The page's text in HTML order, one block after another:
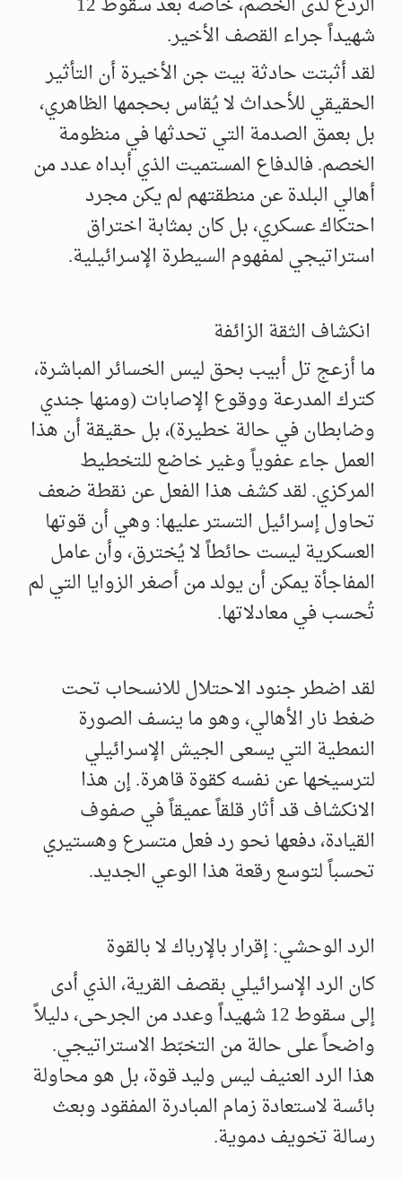
شهيداً جراء القصف الأخير.
لقد أثبتت حادثة بيت جن الأخيرة أن التأثير
الحقيقي للأحداث لا يُقاس بحجمها الظاهري،
بل بعمق الصدمة التي تحدثها في منظومة
الخصم. فالدفاع المستميت الذي أبداه عدد من
أهالي البلدة عن منطقتهم لم يكن مجرد
احتكاك عسكري، بل كان بمثابة اختراق
استراتيجي لمفهوم السيطرة الإسرائيلية.
انكشاف الثقة الزائفة
ما أزعج تل أبيب بحق ليس الخسائر المباشرة،
كترك المدرعة ووقوع الإصابات (ومنها جندي
وضابطان في حالة خطيرة)، بل حقيقة أن هذا
العمل جاء عفوياً وغير خاضع للتخطيط
المركزي. لقد كشف هذا الفعل عن نقطة ضعف
تحاول إسرائيل التستر عليها: وهي أن قوتها
العسكرية ليست حائطاً لا يُخترق، وأن عامل
المفاجأة يمكن أن يولد من أصغر الزوايا التي لم
تُحسب في معادلاتها.
لقد اضطر جنود الاحتلال للانسحاب تحت
ضغط نار الأهالي، وهو ما ينسف الصورة
النمطية التي يسعى الجيش الإسرائيلي
لترسيخها عن نفسه كقوة قاهرة. إن هذا
الانكشاف قد أثار قلقاً عميقاً في صفوف
القيادة، دفعها نحو رد فعل متسرع وهستيري
تحسباً لتوسع رقعة هذا الوعي الجديد.
الرد الوحشي: إقرار بالإرباك لا بالقوة
كان الرد الإسرائيلي بقصف القرية، الذي أدى
إلى سقوط 12 شهيداً وعدد من الجرحى، دليلاً
واضحاً على حالة من التخبّط الاستراتيجي.
هذا الرد العنيف ليس وليد قوة، بل هو محاولة
بائسة لاستعادة زمام المبادرة المفقود وبعث
رسالة تخويف دموية.